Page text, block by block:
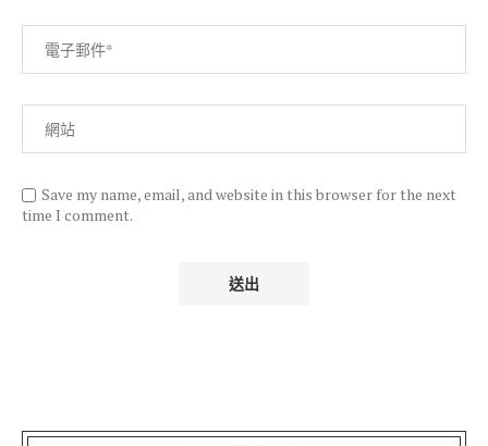
Save my name, email, and website in this browser for the next
time I comment.